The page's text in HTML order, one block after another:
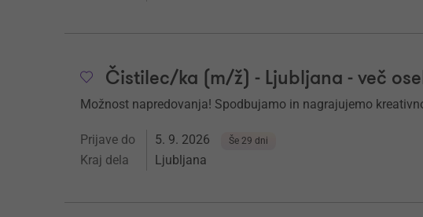
Čistilec/ka (m/ž) - Ljubljana - več
Možnost napredovanja! Spodbujamo in nagrajujemo
Prijave do 5. 9. 2026 Še 29 dni
Kraj dela Ljubljana